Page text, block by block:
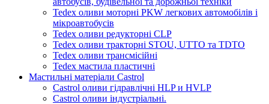
Tedex оливи моторні PKW легкових автомобілів і
мікроавтобусів
Tedex оливи редукторні CLP
Tedex оливи тракторні STOU, UTTO та TDTO
Tedex оливи трансмісійні
Tedex мастила пластичні
Мастильні матеріали Castrol
Castrol оливи гідравлічні HLP и HVLP
Castrol оливи індустріальні.